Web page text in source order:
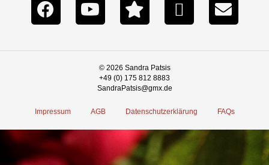
© 2026 Sandra Patsis
+49 (0) 175 812 8883
SandraPatsis@gmx.de
Impressum AGB Datenschutzerklärung FAQs